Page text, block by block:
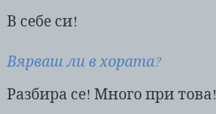
В себе си!
Вярваш ли в хората?
Разбира се! Много при това!